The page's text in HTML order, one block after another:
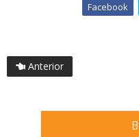
Facebook
Anterior